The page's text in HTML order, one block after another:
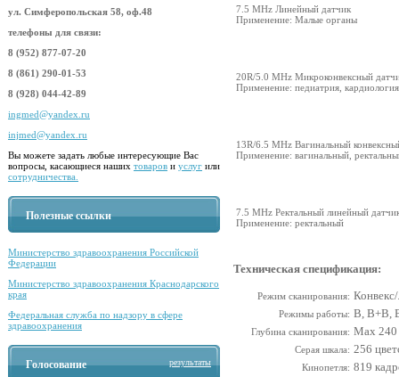
ул. Симферопольская 58, оф.48
телефоны для связи:
8 (952) 877-07-20
8 (861) 290-01-53
8 (928) 044-42-89
ingmed@yandex.ru
injmed@yandex.ru
Вы можете задать любые интересующие Вас
вопросы, касающиеся наших товаров и услуг или
сотрудничества.
Полезные ссылки
Министерство здравоохранения Российской
Федерации
Министерство здравоохранения Краснодарского
края
Федеральная служба по надзору в сфере
здравоохранения
Голосование результаты
7.5 MHz Линейный датчик
Применение: Малые органы
20R/5.0 MHz Микроконвексный
Применение: педиатрия, кардиология
13R/6.5 MHz Вагинальный
Применение: вагинальный,
7.5 MHz Ректальный линейный
Применение: ректальный
Техническая спецификация:
Режим сканирования:
Режимы работы: B, B+B,
Глубина сканирования: Max
Серая шкала: 256
Кинопетля: 819